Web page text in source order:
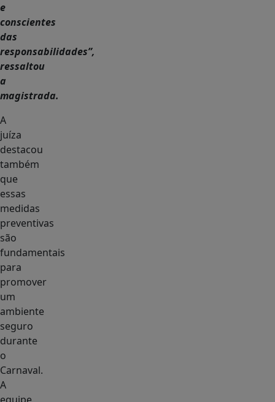
e
conscientes
das
responsabilidades”,
ressaltou
a
magistrada.
A
juíza
destacou
também
que
essas
medidas
preventivas
são
fundamentais
para
promover
um
ambiente
seguro
durante
o
Carnaval.
A